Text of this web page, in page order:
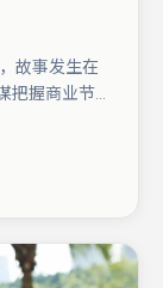
故事发生在
把握商业节奏
后呼应，适合
适合周末一口